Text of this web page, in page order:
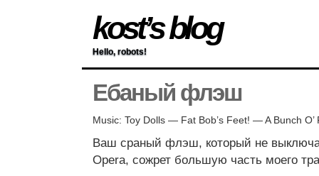
kost’s blog
Hello, robots!
Ебаный флэш
Music: Toy Dolls — Fat Bob’s Feet! — A Bunch O’
Ваш сраный флэш, который не
Opera, сожрет большую часть моего